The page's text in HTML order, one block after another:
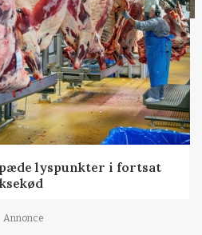
lyspunkter i fortsat
Annonce